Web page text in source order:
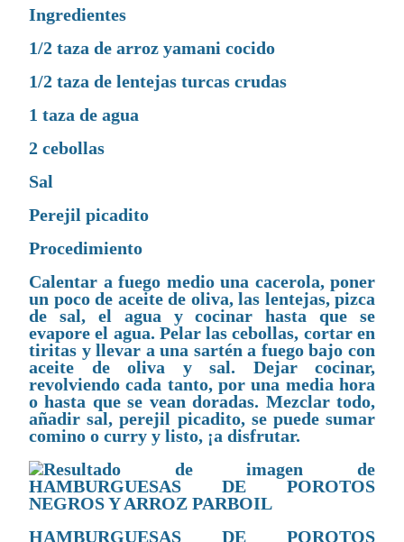
Ingredientes
1/2 taza de arroz yamani cocido
1/2 taza de lentejas turcas crudas
1 taza de agua
2 cebollas
Sal
Perejil picadito
Procedimiento
Calentar a fuego medio una cacerola, poner
un poco de aceite de oliva, las lentejas, pizca
de sal, el agua y cocinar hasta que se
evapore el agua. Pelar las cebollas, cortar en
tiritas y llevar a una sartén a fuego bajo con
aceite de oliva y sal. Dejar cocinar,
revolviendo cada tanto, por una media hora
o hasta que se vean doradas. Mezclar todo,
añadir sal, perejil picadito, se puede sumar
comino o curry y listo, ¡a disfrutar.
HAMBURGUESAS DE POROTOS